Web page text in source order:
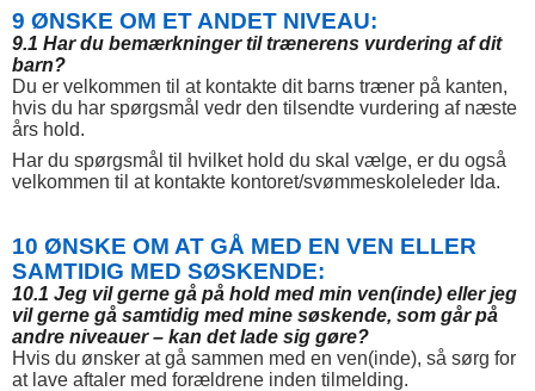
9 ØNSKE OM ET ANDET NIVEAU:
9.1 Har du bemærkninger til trænerens vurdering af dit
barn?
Du er velkommen til at kontakte dit barns træner på kanten,
hvis du har spørgsmål vedr den tilsendte vurdering af næste
års hold.
Har du spørgsmål til hvilket hold du skal vælge, er du også
velkommen til at kontakte kontoret/svømmeskoleleder Ida.
10 ØNSKE OM AT GÅ MED EN VEN ELLER
SAMTIDIG MED SØSKENDE:
10.1 Jeg vil gerne gå på hold med min ven(inde) eller jeg
vil gerne gå samtidig med mine søskende, som går på
andre niveauer – kan det lade sig gøre?
Hvis du ønsker at gå sammen med en ven(inde), så sørg for
at lave aftaler med forældrene inden tilmelding.